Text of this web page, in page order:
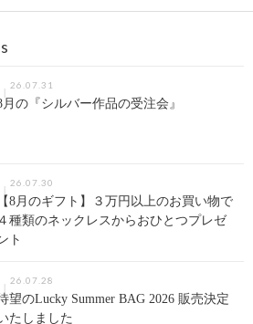
26.07.31
月の『シルバー作品の受注会』
26.07.30
【8月のギフト】３万円以上のお買い物で
４種類のネックレスからおひとつプレゼ
ト
26.07.28
望のLucky Summer BAG 2026 販売決定
たしました